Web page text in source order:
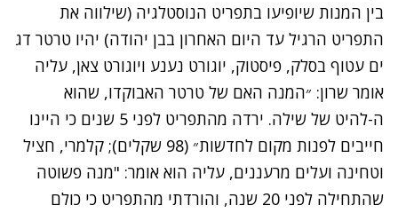
בין המנות שיופיעו בתפריט הנוסטלגיה (שילווה את
התפריט הרגיל עד היום האחרון בבן יהודה) יהיו טרטר דג
ים עטוף בסלק, פיסטוק, יוגורט נענע ויוגורט צאן, עליה
אומר שרון: ״המנה האם של טרטר האבוקדו, שהוא
ה-להיט של שילה. ירדה מהתפריט לפני 5 שנים כי היינו
חייבים לפנות מקום לחדשות״ (98 שקלים); קלמרי, חציל
וטחינה ועלים מרעננים, עליה הוא אומר: "מנה פשוטה
שהתחילה לפני 20 שנה, והורדתי מהתפריט כי כולם